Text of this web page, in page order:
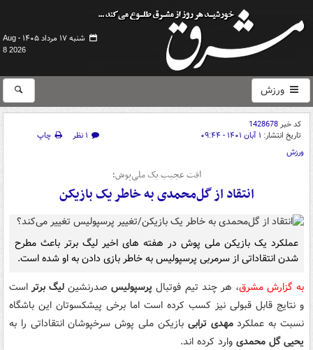
شنبه ۱۷ مرداد ۱۴۰۵ -
Aug
8 2026
ورزش
کد خبر1428678
تاریخ انتشار: ۱ آبان ۱۴۰۱ - ۰۹:۴۴ ۱ نظر
چاپ
ورزش
افت عجیب یک ملی‌پوش؛
انتقاد از گل‌محمدی به خاطر یک بازیکن
عملکرد یک بازیکن ملی پوش در هفته های اخیر لیگ برتر باعث مطرح
شدن انتقاداتی از سرمربی پرسپولیس به خاطر بازی دادن به او شده است.
به گزارش مشرق، هر چند تیم فوتبال پرسپولیس صدرنشینلیگ برتراست
و نتایج قابل قبولی نیز کسب کرده است اما برخی پیشکسوتان این باشگاه
نسبت به عملکردمهدی ترابیبازیکن ملی پوش سرخپوشان انتقاداتی را به
یحیی گل محمدی وارد کرده اند.